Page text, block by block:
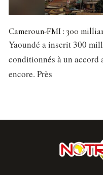
Cameroun-FMI : 300
Yaoundé a inscrit 300
conditionnés à un accord
encore. Près